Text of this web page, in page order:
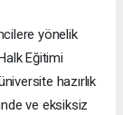
yönelik
Eğitimi
hazırlık
ve eksiksiz